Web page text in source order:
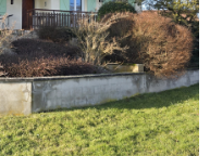
: menuiseries
gaz de ville,
adoucisseur d’eau et
de caractère, rare
un projet de vie ou
Une maison qui se